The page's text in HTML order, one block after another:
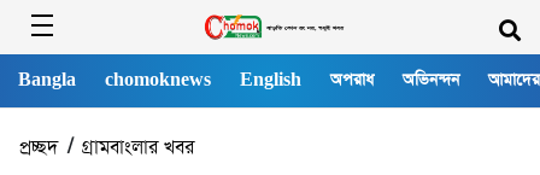
Bangla chomoknews English অপরাধ অভিনন্দন
প্রচ্ছদ/ গ্রামবাংলার খবর